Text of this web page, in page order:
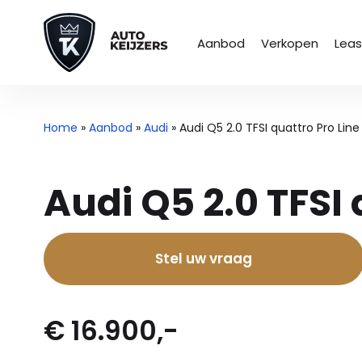
Aanbod Verkopen
Home » Aanbod » Audi » Audi Q5 2.0 TFSI quattro Pro Line
Audi Q5 2.0
Stel uw vraag
€ 16.900,-